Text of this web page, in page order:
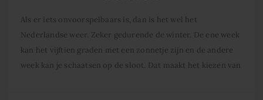
Als er iets onvoorspelbaars is, dan is het wel het
Nederlandse weer. Zeker gedurende de winter. De ene week
kan het vijftien graden met een zonnetje zijn en de andere
week kan je schaatsen op de sloot. Dat maakt het kiezen van